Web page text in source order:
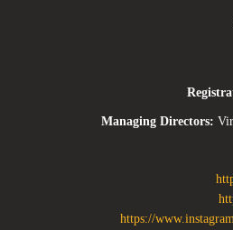
Managing Directors:
https://